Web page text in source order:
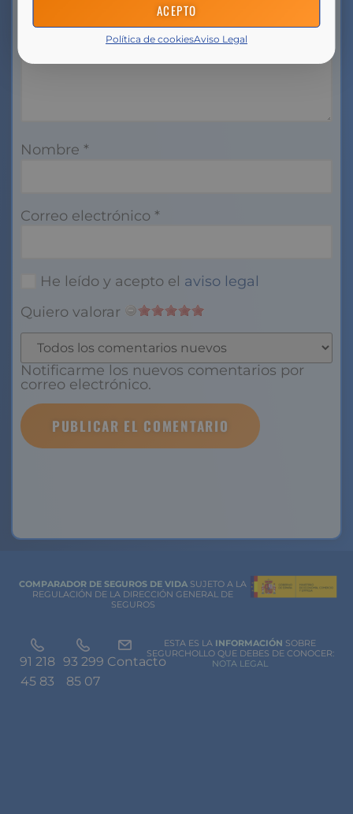
ACEPTO
Política de cookiesAviso Legal
Nombre *
Correo electrónico *
He leído y acepto el aviso legal
Quiero valorar
Notificarme los nuevos comentarios por
correo electrónico.
COMPARADOR DE SEGUROS DE VIDA SUJETO A LA
REGULACIÓN DE LA DIRECCIÓN GENERAL DE
SEGUROS
ESTA ES LA INFORMACIÓN SOBRE
SEGURCHOLLO QUE DEBES DE CONOCER:
NOTA LEGAL
91 218
45 83
93 299
85 07
Contacto